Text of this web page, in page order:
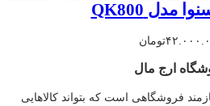
تومان
ارج مال
فروشگاهی است که بتواند کالاهایی